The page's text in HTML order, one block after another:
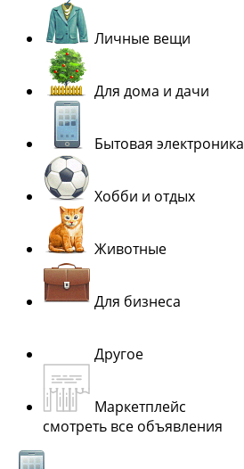
Личные вещи
Для дома и дачи
Бытовая электроника
Хобби и отдых
Животные
Для бизнеса
Другое
Маркетплейс
смотреть все объявления